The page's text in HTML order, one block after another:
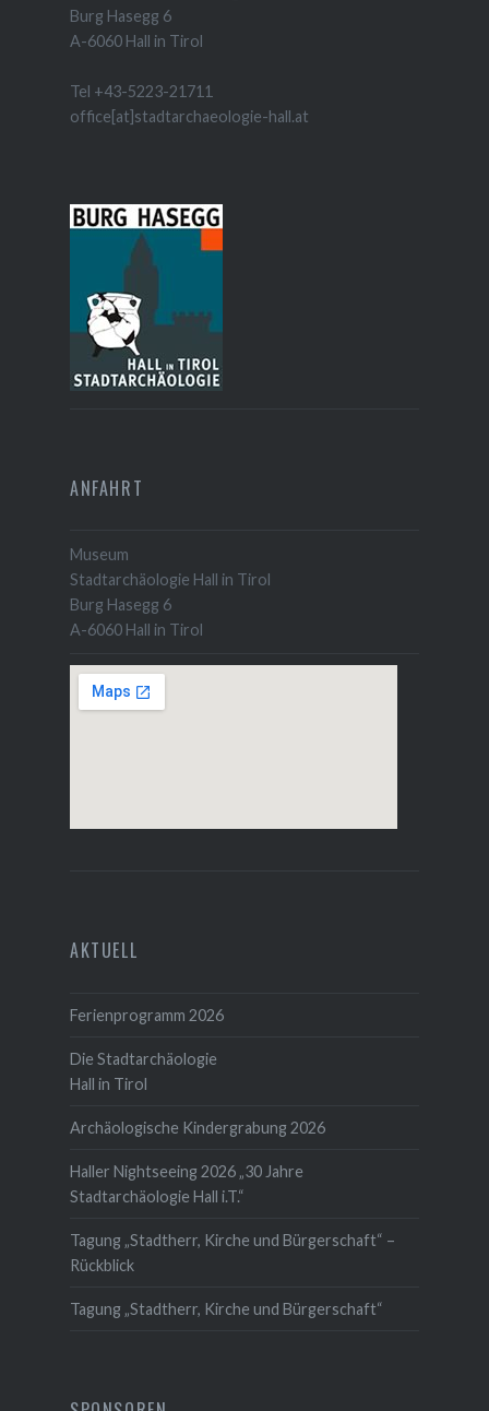
Burg Hasegg 6
A-6060 Hall in Tirol
Tel +43-5223-21711
office[at]stadtarchaeologie-hall.at
ANFAHRT
Museum
Stadtarchäologie Hall in Tirol
Burg Hasegg 6
A-6060 Hall in Tirol
AKTUELL
Ferienprogramm 2026
Die Stadtarchäologie
Hall in Tirol
Archäologische Kindergrabung 2026
Haller Nightseeing 2026 „30 Jahre
Stadtarchäologie Hall i.T.“
Tagung „Stadtherr, Kirche und Bürgerschaft“ –
Rückblick
Tagung „Stadtherr, Kirche und Bürgerschaft“